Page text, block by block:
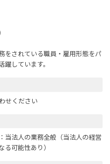
されている職員・雇用形態をパ
躍しています。
せください
当法人の業務全般（当法人の経営
る可能性あり）